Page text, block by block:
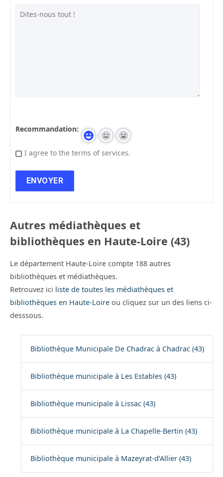
Recommandation:
I agree to the terms of services.
Autres médiathèques et
bibliothèques en Haute-Loire (43)
Le département Haute-Loire compte 188 autres
bibliothèques et médiathèques.
Retrouvez ici liste de toutes les médiathèques et
bibliothèques en Haute-Loire ou cliquez sur un des liens ci-
desssous.
Bibliothèque Municipale De Chadrac à Chadrac (43)
Bibliothèque municipale à Les Estables (43)
Bibliothèque municipale à Lissac (43)
Bibliothèque municipale à La Chapelle-Bertin (43)
Bibliothèque municipale à Mazeyrat-d’Allier (43)